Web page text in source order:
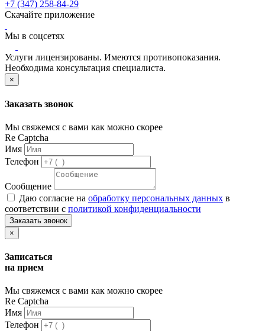
+7 (347) 258-84-29
Скачайте приложение
Мы в соцсетях
Услуги лицензированы. Имеются противопоказания.
Необходима консультация специалиста.
×
Заказать звонок
Мы свяжемся с вами как можно скорее
Re Captcha
Имя
Телефон
Сообщение
Даю согласие на обработку персональных данных в
соответствии с политикой конфиденциальности
Заказать звонок
×
Записаться
на прием
Мы свяжемся с вами как можно скорее
Re Captcha
Имя
Телефон